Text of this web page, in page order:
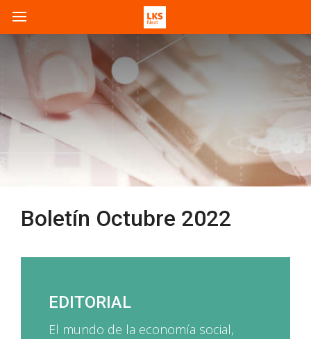
Boletín Octubre 2022
EDITORIAL
El mundo de la economía social,